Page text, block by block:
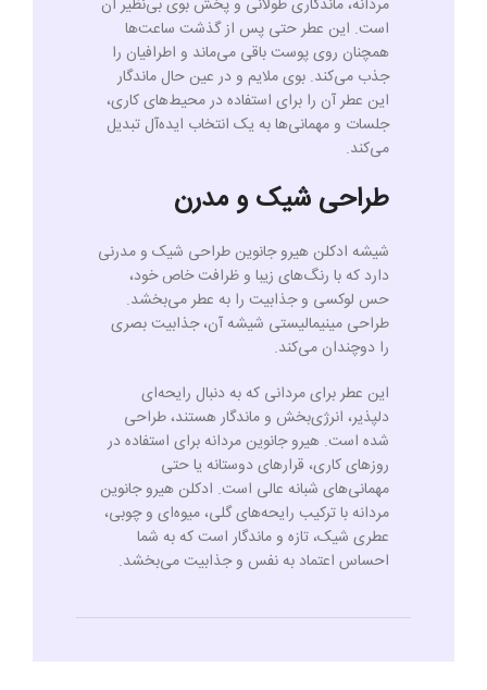
مردانه، ماندگاری طولانی و پخش بوی بی‌نظیر آن
است. این عطر حتی پس از گذشت ساعت‌ها
همچنان روی پوست باقی می‌ماند و اطرافیان را
جذب می‌کند. بوی ملایم و در عین حال ماندگار
این عطر آن را برای استفاده در محیط‌های کاری،
جلسات و مهمانی‌ها به یک انتخاب ایده‌آل تبدیل
می‌کند.
طراحی شیک و مدرن
شیشه ادکلن هیرو جانوین طراحی شیک و مدرنی
دارد که با رنگ‌های زیبا و ظرافت خاص خود،
حس لوکسی و جذابیت را به عطر می‌بخشد.
طراحی مینیمالیستی شیشه آن، جذابیت بصری
را دوچندان می‌کند.
این عطر برای مردانی که به دنبال رایحه‌ای
دلپذیر، انرژی‌بخش و ماندگار هستند، طراحی
شده است. هیرو جانوین مردانه برای استفاده در
روزهای کاری، قرارهای دوستانه یا حتی
مهمانی‌های شبانه عالی است. ادکلن هیرو جانوین
مردانه با ترکیب رایحه‌های گلی، میوه‌ای و چوبی،
عطری شیک، تازه و ماندگار است که به شما
احساس اعتماد به نفس و جذابیت می‌بخشد.